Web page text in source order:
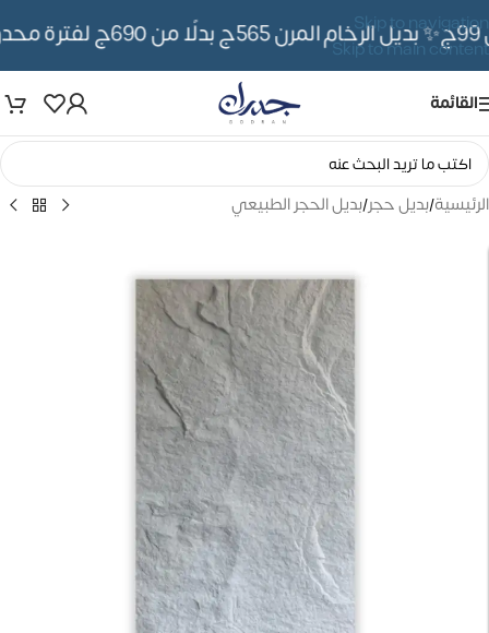
Skip to navigation
Skip to main content
✨ بديل الرخام المرن 565ج بدلًا من 690ج لفترة محدوده
القائمة
الرئيسية/بديل حجر/بديل الحجر الطبيعي